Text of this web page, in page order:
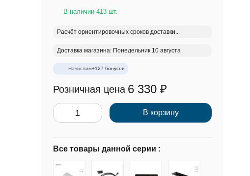
В наличии 413 шт.
Расчёт ориентировочных сроков доставки...
Доставка магазина: Понедельник 10 августа
Начислим+127 бонусов
Розничная цена 6 330₽
В корзину
Все товары данной серии :